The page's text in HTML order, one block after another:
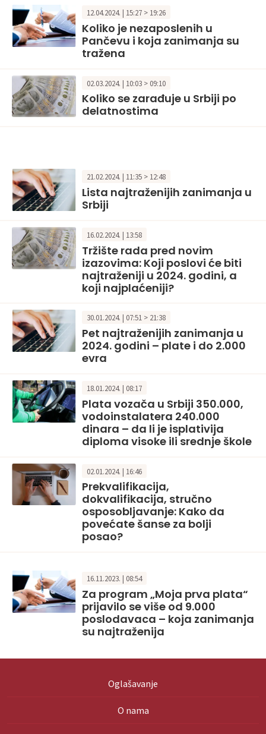
12.04.2024. | 15:27 > 19:26
Koliko je nezaposlenih u
Pančevu i koja zanimanja su
tražena
02.03.2024. | 10:03 > 09:10
Koliko se zarađuje u Srbiji po
delatnostima
21.02.2024. | 11:35 > 12:48
Lista najtraženijih zanimanja u
Srbiji
16.02.2024. | 13:58
Tržište rada pred novim
izazovima: Koji poslovi će biti
najtraženiji u 2024. godini, a
koji najplaćeniji?
30.01.2024. | 07:51 > 21:38
Pet najtraženijih zanimanja u
2024. godini – plate i do 2.000
evra
18.01.2024. | 08:17
Plata vozača u Srbiji 350.000,
vodoinstalatera 240.000
dinara – da li je isplativija
diploma visoke ili srednje škole
02.01.2024. | 16:46
Prekvalifikacija,
dokvalifikacija, stručno
osposobljavanje: Kako da
povećate šanse za bolji
posao?
16.11.2023. | 08:54
Za program „Moja prva plata“
prijavilo se više od 9.000
poslodavaca – koja zanimanja
su najtraženija
Oglašavanje
O nama